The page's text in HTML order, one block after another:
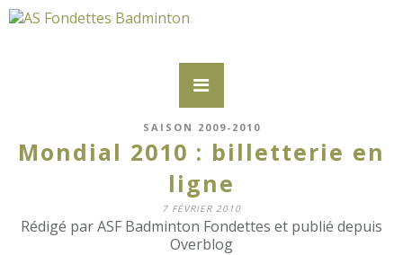
SAISON 2009-2010
Mondial 2010 : billetterie en
ligne
7 FÉVRIER 2010
Rédigé par ASF Badminton Fondettes et publié depuis
Overblog